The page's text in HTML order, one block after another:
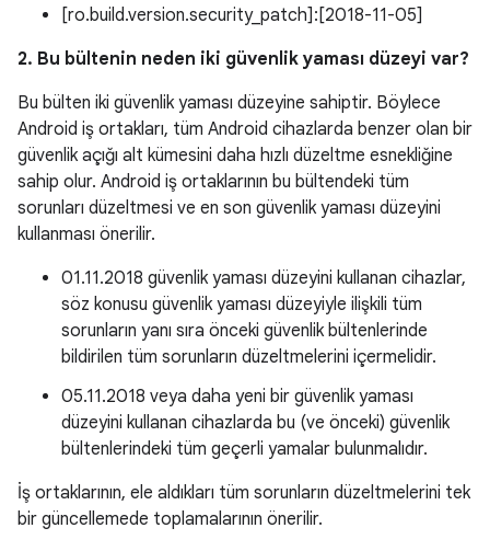
[ro.build.version.security_patch]:[2018-11-05]
2. Bu bültenin neden iki güvenlik yaması düzeyi var?
Bu bülten iki güvenlik yaması düzeyine sahiptir. Böylece
Android iş ortakları, tüm Android cihazlarda benzer olan bir
güvenlik açığı alt kümesini daha hızlı düzeltme esnekliğine
sahip olur. Android iş ortaklarının bu bültendeki tüm
sorunları düzeltmesi ve en son güvenlik yaması düzeyini
kullanması önerilir.
01.11.2018 güvenlik yaması düzeyini kullanan cihazlar,
söz konusu güvenlik yaması düzeyiyle ilişkili tüm
sorunların yanı sıra önceki güvenlik bültenlerinde
bildirilen tüm sorunların düzeltmelerini içermelidir.
05.11.2018 veya daha yeni bir güvenlik yaması
düzeyini kullanan cihazlarda bu (ve önceki) güvenlik
bültenlerindeki tüm geçerli yamalar bulunmalıdır.
İş ortaklarının, ele aldıkları tüm sorunların düzeltmelerini tek
bir güncellemede toplamalarının önerilir.